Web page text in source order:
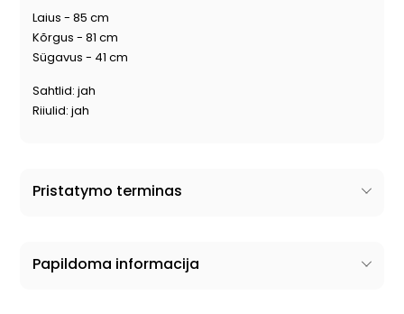
Laius - 85 cm
Kõrgus - 81 cm
Sügavus - 41 cm
Sahtlid: jah
Riiulid: jah
Pristatymo terminas
Papildoma informacija